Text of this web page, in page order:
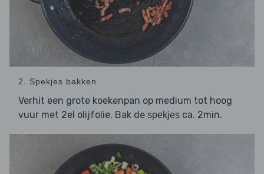
2. Spekjes bakken
Verhit een grote koekenpan op medium tot hoog
vuur met 2el olijfolie. Bak de spekjes ca. 2min.